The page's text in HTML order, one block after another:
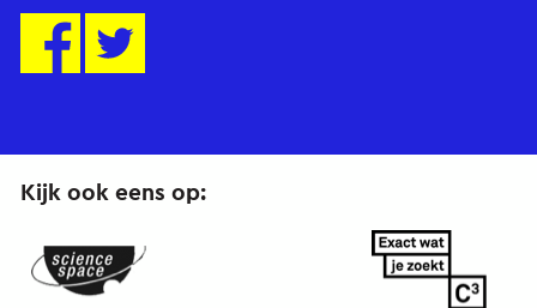
Kijk ook eens op:
ScienceSpace.nl